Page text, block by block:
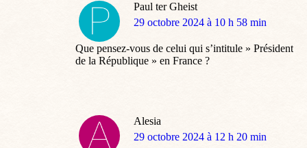
Paul ter Gheist
dit
29 octobre 2024 à 10 h 58 min
Que pensez-vous de celui qui s’intitule » Président
de la République » en France ?
Alesia
dit
29 octobre 2024 à 12 h 20 min